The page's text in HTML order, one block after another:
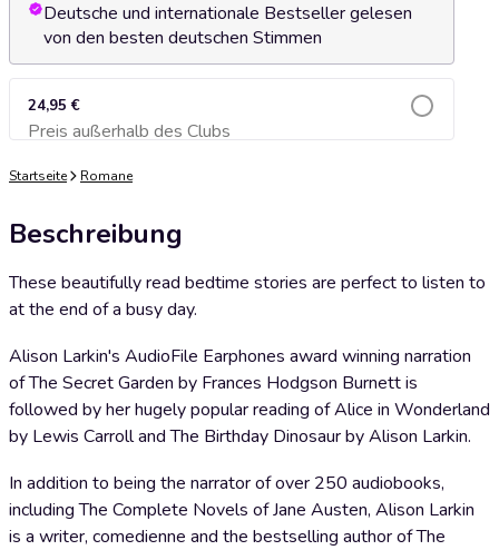
Deutsche und internationale Bestseller gelesen
von den besten deutschen Stimmen
24,95 €
Preis außerhalb des ClubsZum Warenkorb hinzufügen
Startseite Romane
Beschreibung
These beautifully read bedtime stories are perfect to listen to
at the end of a busy day.
Alison Larkin's AudioFile Earphones award winning narration
of The Secret Garden by Frances Hodgson Burnett is
followed by her hugely popular reading of Alice in Wonderland
by Lewis Carroll and The Birthday Dinosaur by Alison Larkin.
In addition to being the narrator of over 250 audiobooks,
including The Complete Novels of Jane Austen, Alison Larkin
is a writer, comedienne and the bestselling author of The